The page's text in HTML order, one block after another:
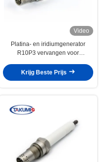
Video
Platina- en iridiumgenerator
R10P3 vervangen voor
motoren
Krijg Beste Prijs